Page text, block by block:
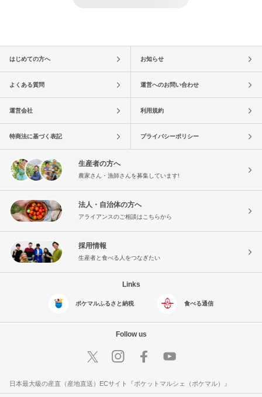
はじめての方へ お知らせ
よくある質問 運営へのお問い合わせ
運営会社 利用規約
特商法に基づく表記 プライバシーポリシー
生産者の方へ
農家さん・漁師さんを募集しています!
法人・自治体の方へ
アライアンスのご相談はこちらから
採用情報
生産者と食べる人をつなぎたい
Links
ポケマルふるさと納税 食べる通信
Follow us
日本最大級の産直（産地直送）ECサイト『ポケットマルシェ（ポケマル）』